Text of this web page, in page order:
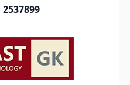
2537899